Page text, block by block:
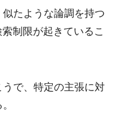
たような論調を持つ
制限が起きているこ
で、特定の主張に対